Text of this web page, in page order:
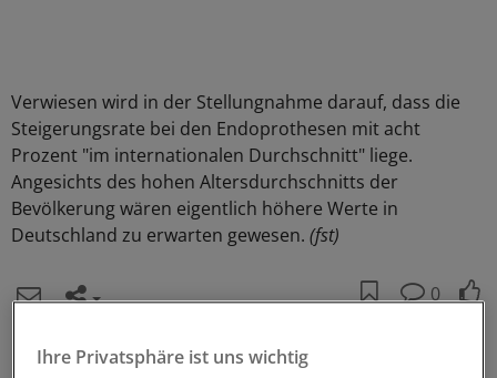
Verwiesen wird in der Stellungnahme darauf, dass die
Steigerungsrate bei den Endoprothesen mit acht
Prozent "im internationalen Durchschnitt" liege.
Angesichts des hohen Altersdurchschnitts der
Bevölkerung wären eigentlich höhere Werte in
Deutschland zu erwarten gewesen. (fst)
0
Schlagworte:
Ihre Privatsphäre ist uns wichtig